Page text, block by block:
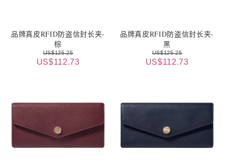
品牌真皮RFID防盗信封长夹-
棕
US$125.25
US$112.73
品牌真皮RFID防盗信封长夹-
黑
US$125.25
US$112.73